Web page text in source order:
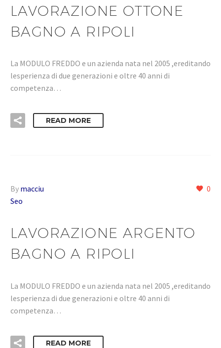
LAVORAZIONE OTTONE
BAGNO A RIPOLI
La MODULO FREDDO e un azienda nata nel 2005 ,ereditando
lesperienza di due generazioni e oltre 40 anni di
competenza…
READ MORE
0
By macciu
Seo
LAVORAZIONE ARGENTO
BAGNO A RIPOLI
La MODULO FREDDO e un azienda nata nel 2005 ,ereditando
lesperienza di due generazioni e oltre 40 anni di
competenza…
READ MORE